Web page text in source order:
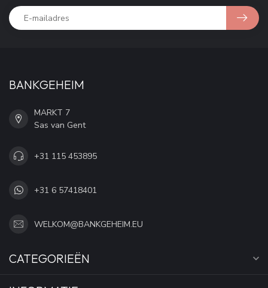
BANKGEHEIM
MARKT 7
Sas van Gent
+31 115 453895
+31 6 57418401
WELKOM@BANKGEHEIM.EU
CATEGORIEËN